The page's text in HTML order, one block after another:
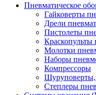
Пневматическое
Гайковерты
Дрели
Пистолеты
Краскопульты
Молотки
Наборы
Компрессоры
Шуруповерты,
Степлеры